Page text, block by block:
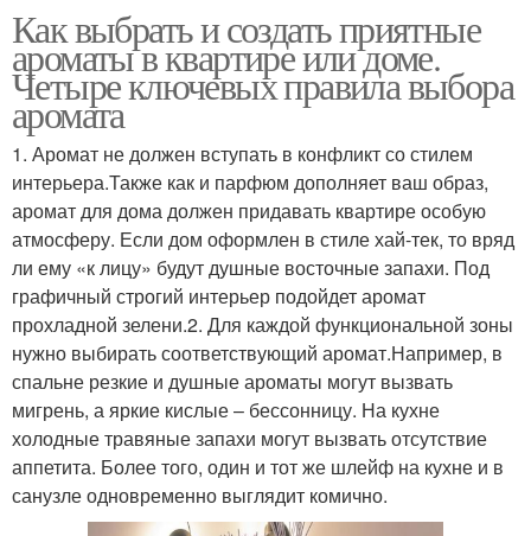
Как выбрать и создать приятные
ароматы в квартире или доме.
Четыре ключевых правила выбора
аромата
1. Аромат не должен вступать в конфликт со стилем
интерьера.Также как и парфюм дополняет ваш образ,
аромат для дома должен придавать квартире особую
атмосферу. Если дом оформлен в стиле хай-тек, то вряд
ли ему «к лицу» будут душные восточные запахи. Под
графичный строгий интерьер подойдет аромат
прохладной зелени.2. Для каждой функциональной зоны
нужно выбирать соответствующий аромат.Например, в
спальне резкие и душные ароматы могут вызвать
мигрень, а яркие кислые – бессонницу. На кухне
холодные травяные запахи могут вызвать отсутствие
аппетита. Более того, один и тот же шлейф на кухне и в
санузле одновременно выглядит комично.